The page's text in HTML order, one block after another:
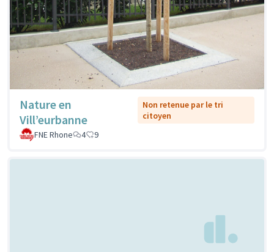
Nature en
Vill’eurbanne
Non retenue par le tri
citoyen
FNE Rhone
4 9